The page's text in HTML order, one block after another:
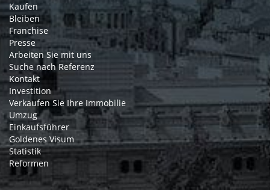
Kaufen
Bleiben
Franchise
Presse
Arbeiten Sie mit uns
Suche nach Referenz
Kontakt
Investition
Verkaufen Sie Ihre Immobilie
Umzug
Einkaufsführer
Goldenes Visum
Statistik
Reformen